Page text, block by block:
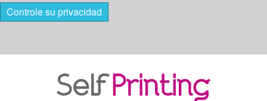
Controle su privacidad